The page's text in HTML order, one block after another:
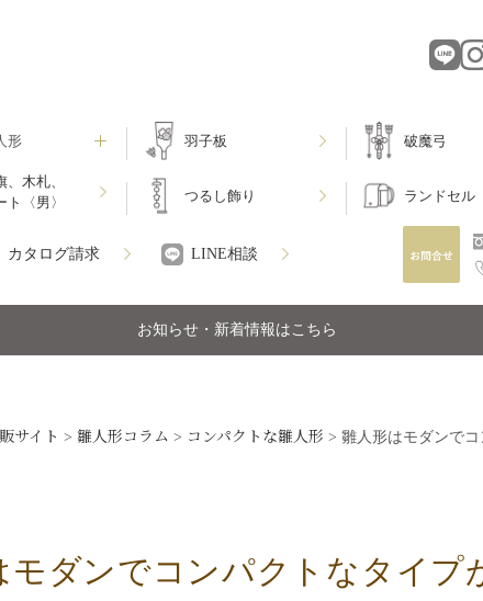
形 羽子板 破魔弓
、木札、
ト〈男〉
つるし飾り ランドセル
カタログ請求 LINE相談
お知らせ・新着情報はこちら
サイト > 雛人形コラム > コンパクトな雛人形 > 雛人形はモダンで
モダンでコンパクトなタイプ